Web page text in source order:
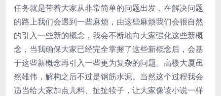
任务就是带着大家从非常简单的问题出发，在解决问题
的路上我们会遇到一些麻烦，由这些麻烦我们会很自然
的引入一些新的概念，我会不断地向大家强化这些新概
念，当我确保大家已经完全掌握了这些新概念后，会基
于这些新概念再引入一些更为复杂的问题。高楼大厦虽
然雄伟，解构之后不过是钢筋水泥。当然这个过程我会
适当给大家加点儿料、扯扯犊子，让大家像读小说一样